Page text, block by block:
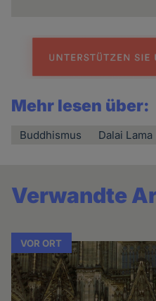
Mehr lesen über:
Buddhismus Dalai Lama
Verwandte
VOR ORT